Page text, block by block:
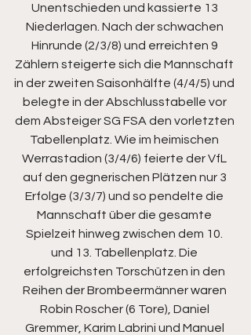
Unentschieden und kassierte 13
Niederlagen. Nach der schwachen
Hinrunde (2/3/8) und erreichten 9
Zählern steigerte sich die Mannschaft
in der zweiten Saisonhälfte (4/4/5) und
belegte in der Abschlusstabelle vor
dem Absteiger SG FSA den vorletzten
Tabellenplatz. Wie im heimischen
Werrastadion (3/4/6) feierte der VfL
auf den gegnerischen Plätzen nur 3
Erfolge (3/3/7) und so pendelte die
Mannschaft über die gesamte
Spielzeit hinweg zwischen dem 10.
und 13. Tabellenplatz. Die
erfolgreichsten Torschützen in den
Reihen der Brombeermänner waren
Robin Roscher (6 Tore), Daniel
Gremmer, Karim Labrini und Manuel